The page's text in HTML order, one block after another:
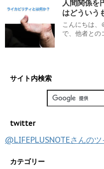
人間関係を
はどういう
こんにちは、
で、他者との
サイト内検索
twitter
@LIFEPLUSNOTEさんのツ
カテゴリー